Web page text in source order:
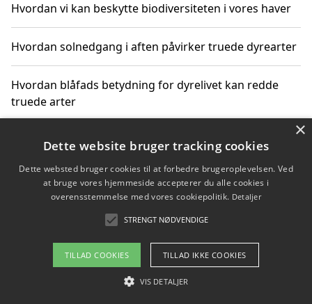
Hvordan vi kan beskytte biodiversiteten i vores haver
Hvordan solnedgang i aften påvirker truede dyrearter
Hvordan blåfads betydning for dyrelivet kan redde
truede arter
Hvordan kan gaver til unge voksne støtte bevarelsen
Copyright 2026 - Pilanto Aps
Om / kontakt
Blog Betingelser
×
Dette website bruger tracking cookies
Dette websted bruger cookies til at forbedre brugeroplevelsen. Ved
at bruge vores hjemmeside accepterer du alle cookies i
overensstemmelse med vores cookiepolitik. Detaljer
STRENGT NØDVENDIGE
TILLAD COOKIES TILLAD IKKE COOKIES
VIS DETALJER